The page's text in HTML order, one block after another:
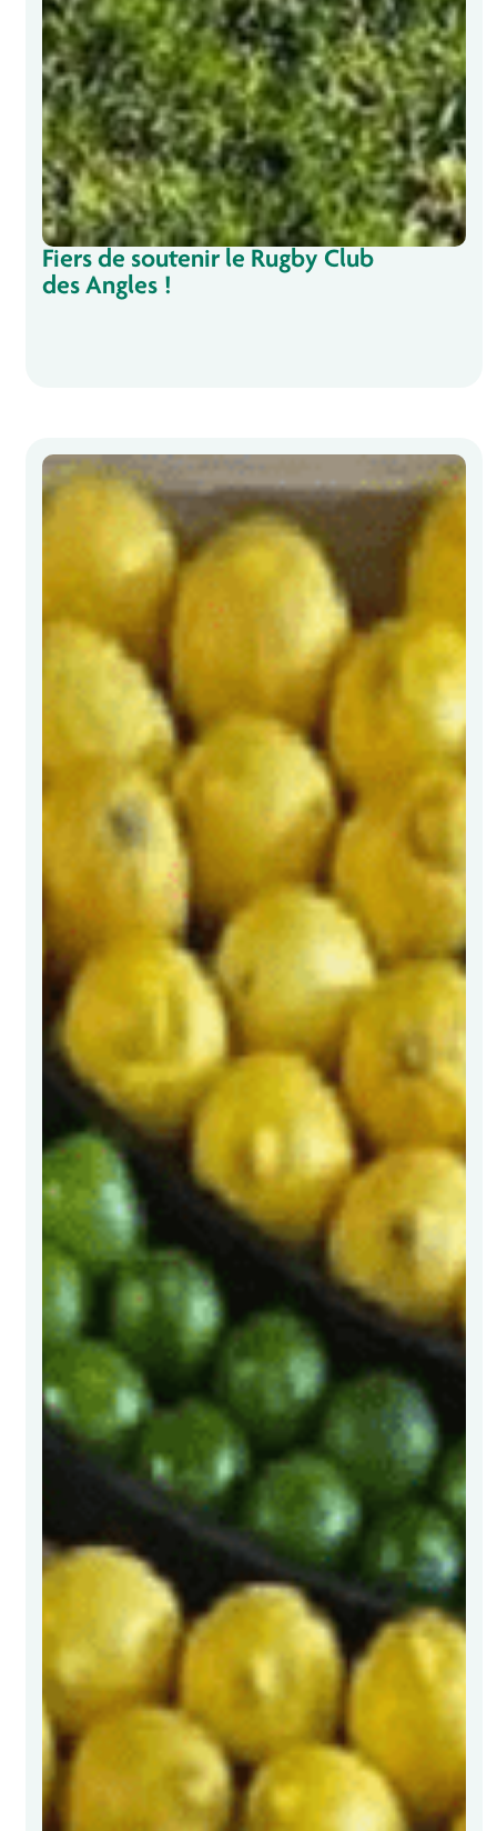
Fiers de soutenir le Rugby Club
des Angles !